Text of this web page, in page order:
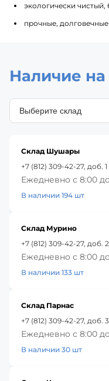
экологически чистый,
прочные,
Наличие на
Склад Шушары
+7 (812) 309-42-27, доб. 1
Ежедневно с 8:00
В наличии 194 шт
Склад Мурино
+7 (812) 309-42-27, доб. 2
Ежедневно с 8:00
В наличии 133 шт
Склад Парнас
+7 (812) 309-42-27, доб. 3
Ежедневно с 8:00
В наличии 30 шт